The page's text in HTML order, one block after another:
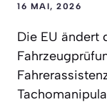
16 MAI, 2026
Die EU ändert